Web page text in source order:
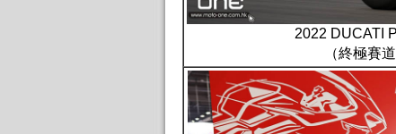
2022 DUCATI
（終極賽